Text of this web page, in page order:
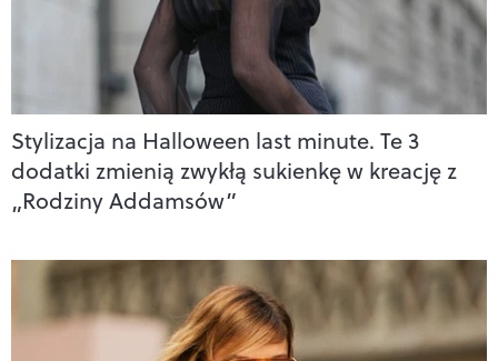
Stylizacja na Halloween last minute. Te 3
dodatki zmienią zwykłą sukienkę w kreację z
„Rodziny Addamsów”